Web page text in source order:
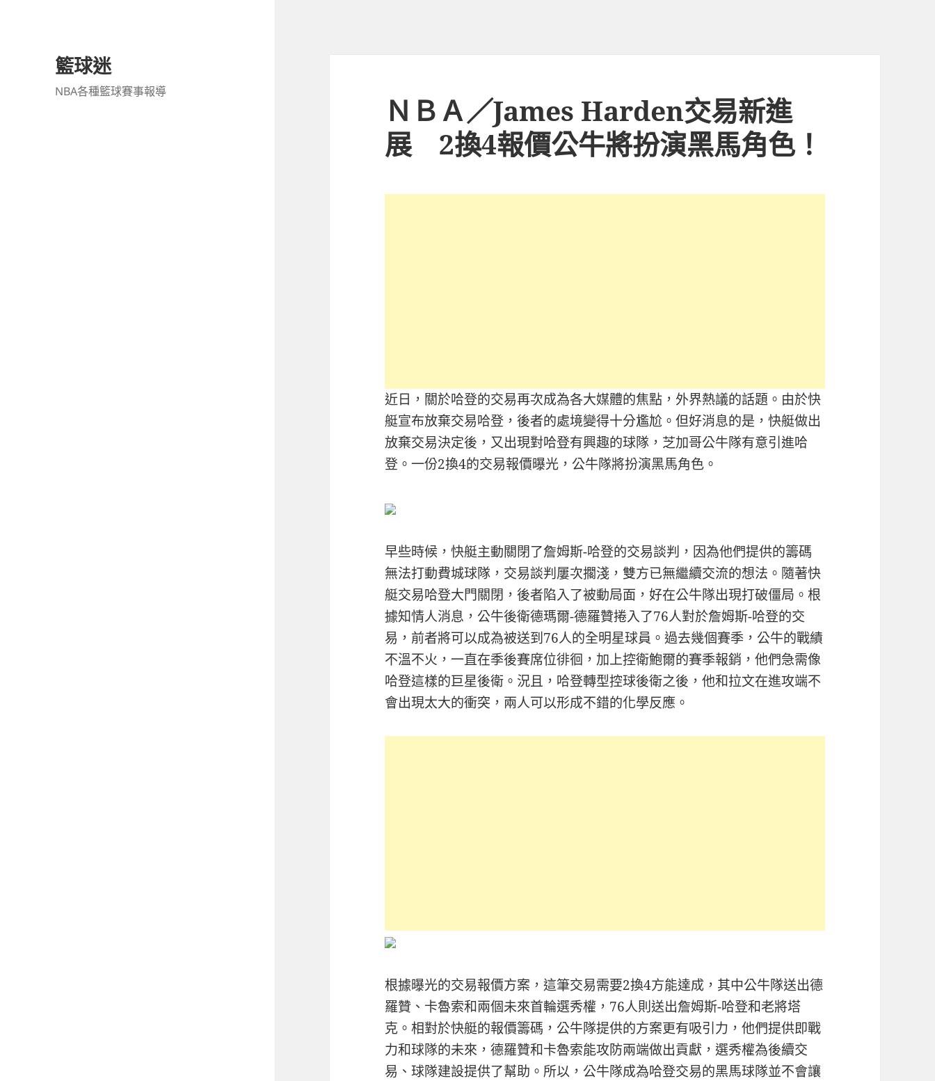
籃球迷
NBA各種籃球賽事報導
ＮＢＡ／James Harden交易新進
展 2換4報價公牛將扮演黑馬角色！
近日，關於哈登的交易再次成為各大媒體的焦點，外界熱議的話題。由於快
艇宣布放棄交易哈登，後者的處境變得十分尷尬。但好消息的是，快艇做出
放棄交易決定後，又出現對哈登有興趣的球隊，芝加哥公牛隊有意引進哈
登。一份2換4的交易報價曝光，公牛隊將扮演黑馬角色。
早些時候，快艇主動關閉了詹姆斯-哈登的交易談判，因為他們提供的籌碼
無法打動費城球隊，交易談判屢次擱淺，雙方已無繼續交流的想法。隨著快
艇交易哈登大門關閉，後者陷入了被動局面，好在公牛隊出現打破僵局。根
據知情人消息，公牛後衛德瑪爾-德羅贊捲入了76人對於詹姆斯-哈登的交
易，前者將可以成為被送到76人的全明星球員。過去幾個賽季，公牛的戰績
不溫不火，一直在季後​​賽席位徘徊，加上控衛鮑爾的賽季報銷，他們急需像
哈登這樣的巨星後衛。況且，哈登轉型控球後衛之後，他和拉文在進攻端不
會出現太大的衝突，兩人可以形成不錯的化學反應。
根據曝光的交易報價方案，這筆交易需要2換4方能達成，其中公牛隊送出德
羅贊、卡魯索和兩個未來首輪選秀權，76人則送出詹姆斯-哈登和老將塔
克。相對於快艇的報價籌碼，公牛隊提供的方案更有吸引力，他們提供即戰
力和球隊的未來，德羅贊和卡魯索能攻防兩端做出貢獻，選秀權為後續交
易、球隊建設提供了幫助。所以，公牛隊成為哈登交易的黑馬球隊並不會讓